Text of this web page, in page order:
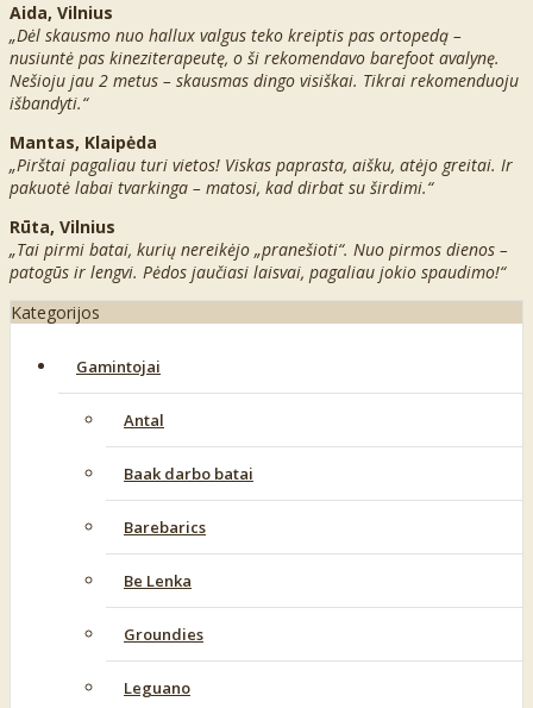
Aida, Vilnius
„Dėl skausmo nuo hallux valgus teko kreiptis pas ortopedą –
nusiuntė pas kineziterapeutę, o ši rekomendavo barefoot avalynę.
Nešioju jau 2 metus – skausmas dingo visiškai. Tikrai rekomenduoju
išbandyti.“
Mantas, Klaipėda
„Pirštai pagaliau turi vietos! Viskas paprasta, aišku, atėjo greitai. Ir
pakuotė labai tvarkinga – matosi, kad dirbat su širdimi.“
Rūta, Vilnius
„Tai pirmi batai, kurių nereikėjo „pranešioti“. Nuo pirmos dienos –
patogūs ir lengvi. Pėdos jaučiasi laisvai, pagaliau jokio spaudimo!“
Kategorijos
Gamintojai
Antal
Baak darbo batai
Barebarics
Be Lenka
Groundies
Leguano